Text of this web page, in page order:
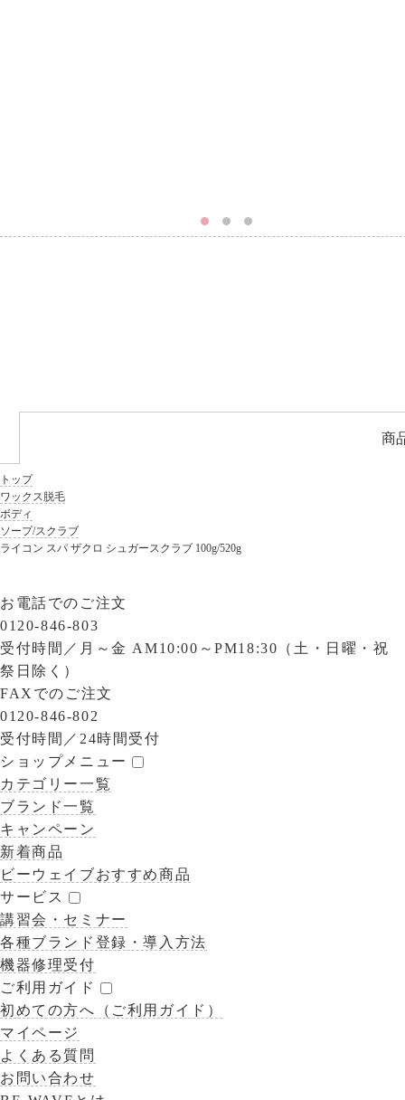
トップ
ワックス脱毛
ボディ
ソープ/スクラブ
ライコン スパ ザクロ シュガースクラブ 100g/520g
商
お電話でのご注文
0120-846-803
受付時間／ 月～金 AM10:00～PM18:30（土・日曜・祝
祭日除く）
FAXでのご注文
0120-846-802
受付時間／ 24時間受付
ショップメニュー
カテゴリー一覧
ブランド一覧
キャンペーン
新着商品
ビーウェイブおすすめ商品
サービス
講習会・セミナー
各種ブランド登録・導入方法
機器修理受付
ご利用ガイド
初めての方へ（ご利用ガイド）
マイページ
よくある質問
お問い合わせ